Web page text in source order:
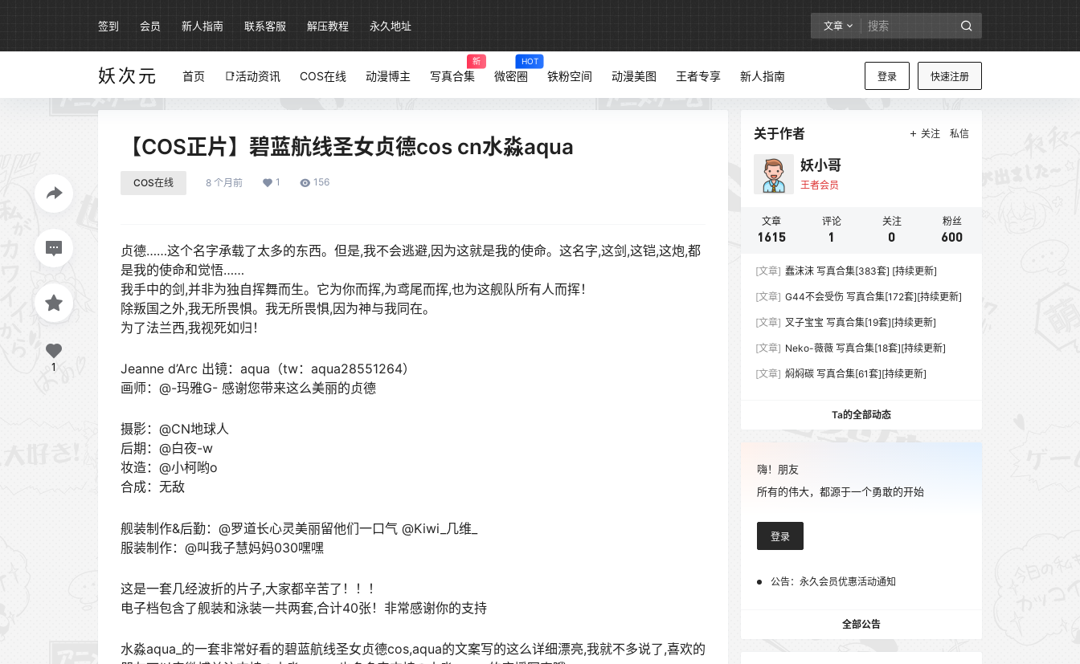
签到 会员 新人指南 联系客服 解压教程 永久地址 文章
妖次元 登录 快速注册
首页 📑活动资讯 COS在线 动漫博主 写真合集
新
微密圈
HOT
铁粉空间 动漫美图 王者专享 新人指南
【COS正片】碧蓝航线圣女贞德cos cn水淼aqua
COS在线 8 个月前 1 156
贞德……这个名字承载了太多的东西。但是,我不会逃避,因为这就是我的使命。这名字,这剑,这铠,这炮,都
是我的使命和觉悟……
我手中的剑,并非为独自挥舞而生。它为你而挥,为鸢尾而挥,也为这舰队所有人而挥！
除叛国之外,我无所畏惧。我无所畏惧,因为神与我同在。
为了法兰西,我视死如归！
Jeanne d’Arc 出镜：aqua（tw：aqua28551264）
画师：@-玛雅G- 感谢您带来这么美丽的贞德
摄影：@CN地球人
后期：@白夜-w
妆造：@小柯哟o
合成：无敌
舰装制作&后勤：@罗道长心灵美丽留他们一口气 @Kiwi_几维_
服装制作：@叫我子慧妈妈030嘿嘿
这是一套几经波折的片子,大家都辛苦了！！！
电子档包含了舰装和泳装一共两套,合计40张！非常感谢你的支持
水淼aqua_的一套非常好看的碧蓝航线圣女贞德cos,aqua的文案写的这么详细漂亮,我就不多说了,喜欢的
1
关于作者 关注 私信
妖小哥
王者会员
文章
1615
评论
1
关注
0
粉丝
600
[文章] 蠢沫沫 写真合集[383套] [持续更新]
[文章] G44不会受伤 写真合集[172套][持续更新]
[文章] 叉子宝宝 写真合集[19套][持续更新]
[文章] Neko-薇薇 写真合集[18套][持续更新]
[文章] 焖焖碳 写真合集[61套][持续更新]
Ta的全部动态
嗨！朋友
所有的伟大，都源于一个勇敢的开始
登录
公告： 永久会员优惠活动通知
全部公告